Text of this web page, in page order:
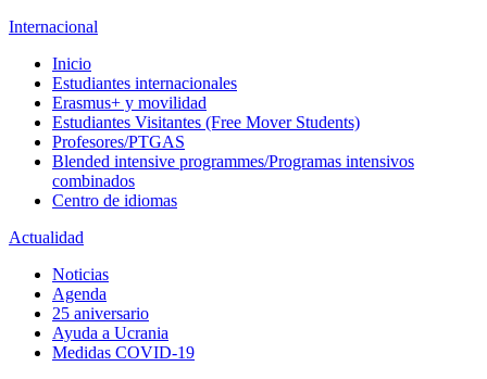
Internacional
Inicio
Estudiantes internacionales
Erasmus+ y movilidad
Estudiantes Visitantes (Free Mover Students)
Profesores/PTGAS
Blended intensive programmes/Programas intensivos
combinados
Centro de idiomas
Actualidad
Noticias
Agenda
25 aniversario
Ayuda a Ucrania
Medidas COVID-19